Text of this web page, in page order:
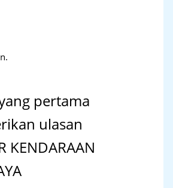
pertama
ulasan
KENDARAAN